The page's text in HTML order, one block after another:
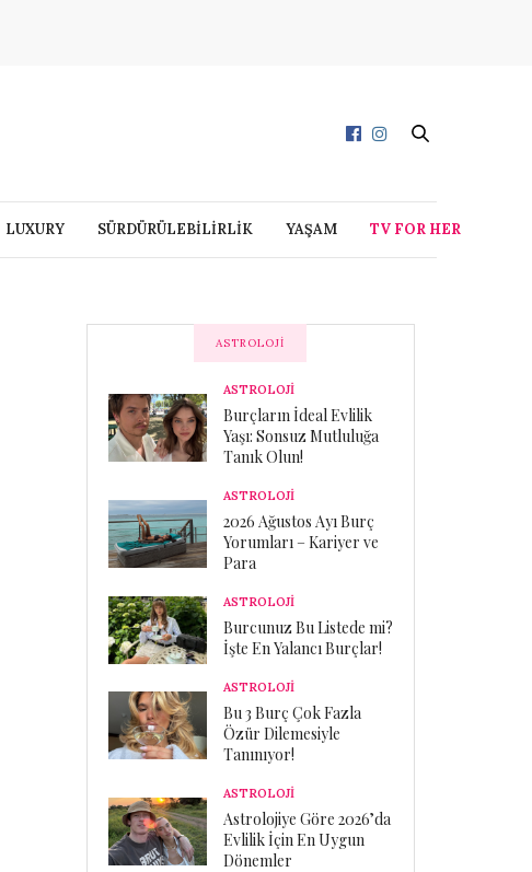
LUXURY SÜRDÜRÜLEBİLİRLİK YAŞAM TV FOR HER
ASTROLOJI
ASTROLOJİ
Burçların İdeal Evlilik
Yaşı: Sonsuz Mutluluğa
Tanık Olun!
ASTROLOJİ
2026 Ağustos Ayı Burç
Yorumları – Kariyer ve
Para
ASTROLOJİ
Burcunuz Bu Listede mi?
İşte En Yalancı Burçlar!
ASTROLOJİ
Bu 3 Burç Çok Fazla
Özür Dilemesiyle
Tanınıyor!
ASTROLOJİ
Astrolojiye Göre 2026’da
Evlilik İçin En Uygun
Dönemler